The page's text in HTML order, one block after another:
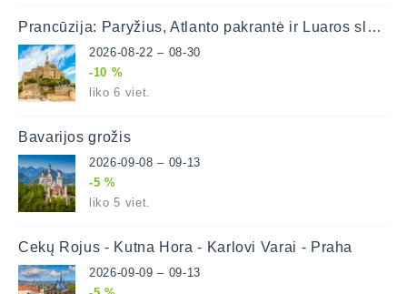
2026-08-22 – 08-30
-10 %
liko 6 viet.
Bavarijos grožis
2026-09-08 – 09-13
-5 %
liko 5 viet.
Čekų Rojus - Kutna Hora - Karlovi Varai - Praha
2026-09-09 – 09-13